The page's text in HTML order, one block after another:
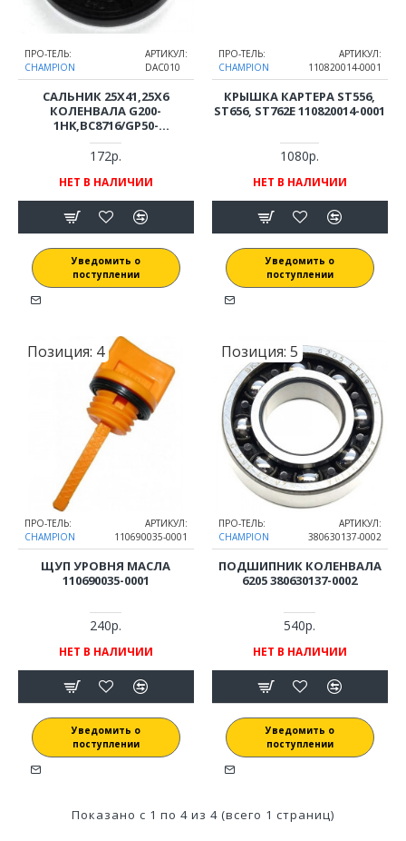
ПРО-ТЕЛЬ:
CHAMPION
АРТИКУЛ:
DAC010
САЛЬНИК 25Х41,25Х6
КОЛЕНВАЛА G200-
1HK,BC8716/GP50-
52/PC1151FT,6337F,LM5645
172р.
НЕТ В НАЛИЧИИ
Уведомить о
поступлении
ПРО-ТЕЛЬ:
CHAMPION
АРТИКУЛ:
110820014-0001
КРЫШКА КАРТЕРА ST556,
ST656, ST762Е 110820014-0001
1080р.
НЕТ В НАЛИЧИИ
Уведомить о
поступлении
Позиция: 4
ПРО-ТЕЛЬ:
CHAMPION
АРТИКУЛ:
110690035-0001
ЩУП УРОВНЯ МАСЛА
110690035-0001
240р.
НЕТ В НАЛИЧИИ
Уведомить о
поступлении
Позиция: 5
ПРО-ТЕЛЬ:
CHAMPION
АРТИКУЛ:
380630137-0002
ПОДШИПНИК КОЛЕНВАЛА
6205 380630137-0002
540р.
НЕТ В НАЛИЧИИ
Уведомить о
поступлении
Показано с 1 по 4 из 4 (всего 1 страниц)